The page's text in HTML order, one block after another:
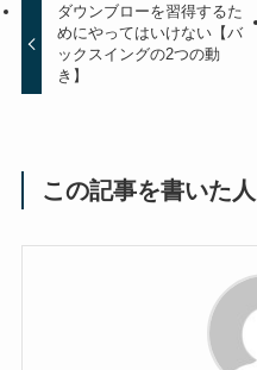
ダウンブローを習得するた
めにやってはいけない【バ
ックスイングの2つの動
き】
この記事を書いた人